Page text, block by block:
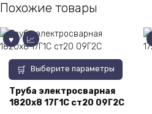
Похожие товары
Выберите параметры
Этот
товар
имеет
несколько
Труба электросварная
1820х8 17Г1С ст20 09Г2С